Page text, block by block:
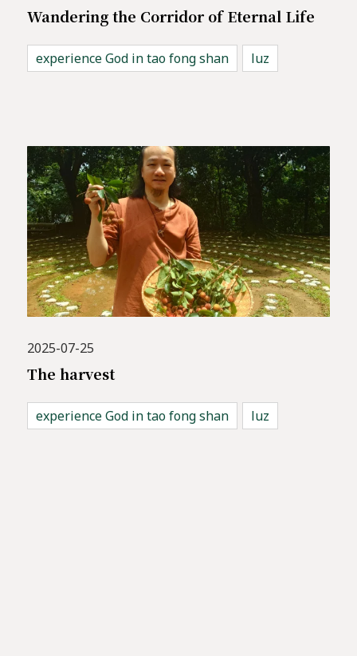
Wandering the Corridor of Eternal Life
experience God in tao fong shan luz
2025-07-25
The harvest
experience God in tao fong shan luz